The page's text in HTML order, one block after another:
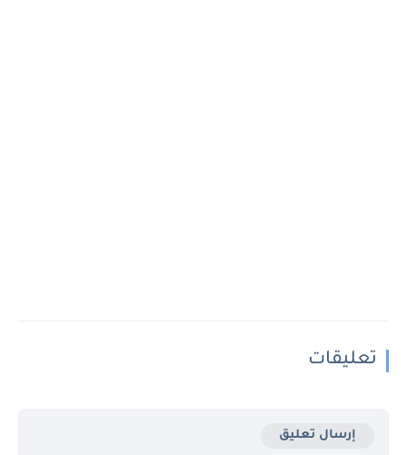
تعليقات
إرسال تعليق